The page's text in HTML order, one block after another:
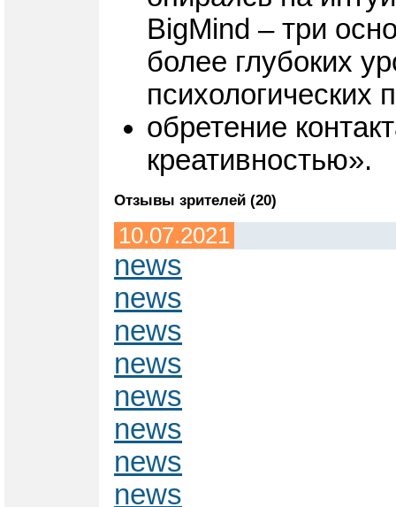
BigMind – три
более глубоких
психологических
обретение
креативностью».
Отзывы зрителей (20)
10.07.2021
news
news
news
news
news
news
news
news